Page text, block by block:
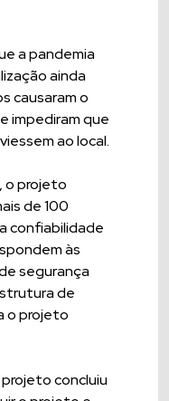
a pandemia
ainda
causaram o
impediram que
ao local.
o projeto
de 100
confiabilidade
às
segurança
de
o projeto
concluiu